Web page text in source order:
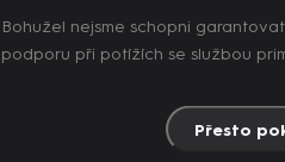
Bohužel nejsme schopni
podporu při potížích se službou
Přesto